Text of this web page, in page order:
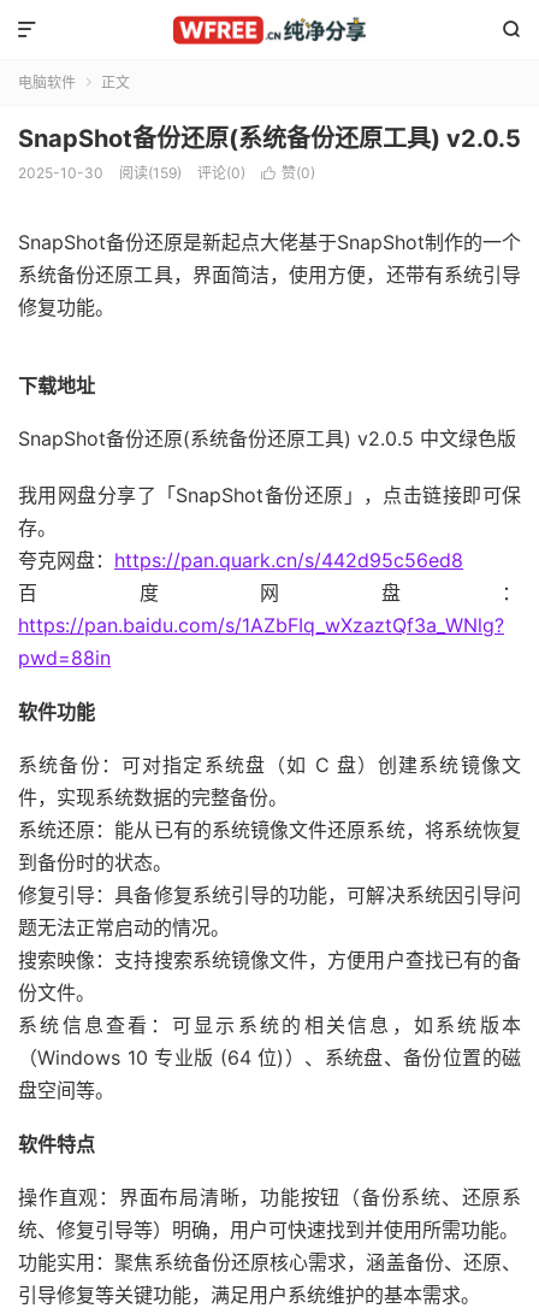


电脑软件  正文
SnapShot备份还原(系统备份还原工具) v2.0.5
2025-10-30 阅读(159) 评论(0)  赞(0)
SnapShot备份还原是新起点大佬基于SnapShot制作的一个
系统备份还原工具，界面简洁，使用方便，还带有系统引导
修复功能。
下载地址
SnapShot备份还原(系统备份还原工具) v2.0.5 中文绿色版
我用网盘分享了「SnapShot备份还原」，点击链接即可保
存。
夸克网盘： https://pan.quark.cn/s/442d95c56ed8
百度网盘：
https://pan.baidu.com/s/1AZbFIq_wXzaztQf3a_WNlg?
pwd=88in
软件功能
系统备份：可对指定系统盘（如 C 盘）创建系统镜像文
件，实现系统数据的完整备份。
系统还原：能从已有的系统镜像文件还原系统，将系统恢复
到备份时的状态。
修复引导：具备修复系统引导的功能，可解决系统因引导问
题无法正常启动的情况。
搜索映像：支持搜索系统镜像文件，方便用户查找已有的备
份文件。
系统信息查看：可显示系统的相关信息，如系统版本
（Windows 10 专业版 (64 位)）、系统盘、备份位置的磁
盘空间等。
软件特点
操作直观：界面布局清晰，功能按钮（备份系统、还原系
统、修复引导等）明确，用户可快速找到并使用所需功能。
功能实用：聚焦系统备份还原核心需求，涵盖备份、还原、
引导修复等关键功能，满足用户系统维护的基本需求。